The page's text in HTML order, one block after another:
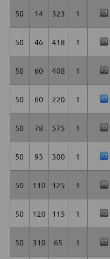
50 14 323 1
50 46 418 1
50 60 408 1
50 60 220 1
50 78 575 1
50 93 300 1
50 110 125 1
50 120 115 1
50 310 65 1